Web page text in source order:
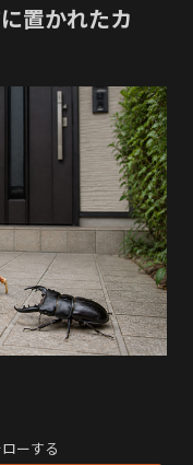
置かれたカ
ーする